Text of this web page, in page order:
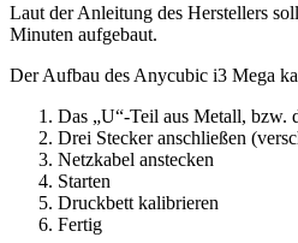
Laut der Anleitung des Herstellers
Minuten aufgebaut.
Der Aufbau des Anycubic i3 Mega
Das „U“-Teil aus Metall, bzw.
Drei Stecker anschließen
Netzkabel anstecken
Starten
Druckbett kalibrieren
Fertig